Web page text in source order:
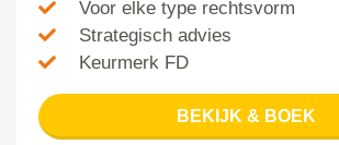
Voor elke type rechtsvorm
Strategisch advies
Keurmerk FD
BEKIJK & BOEK